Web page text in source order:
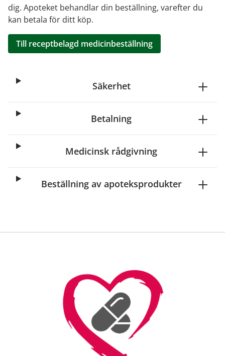
dig. Apoteket behandlar din beställning, varefter du
kan betala för ditt köp.
Till receptbelagd medicinbeställning
Säkerhet
Betalning
Medicinsk rådgivning
Beställning av apoteksprodukter